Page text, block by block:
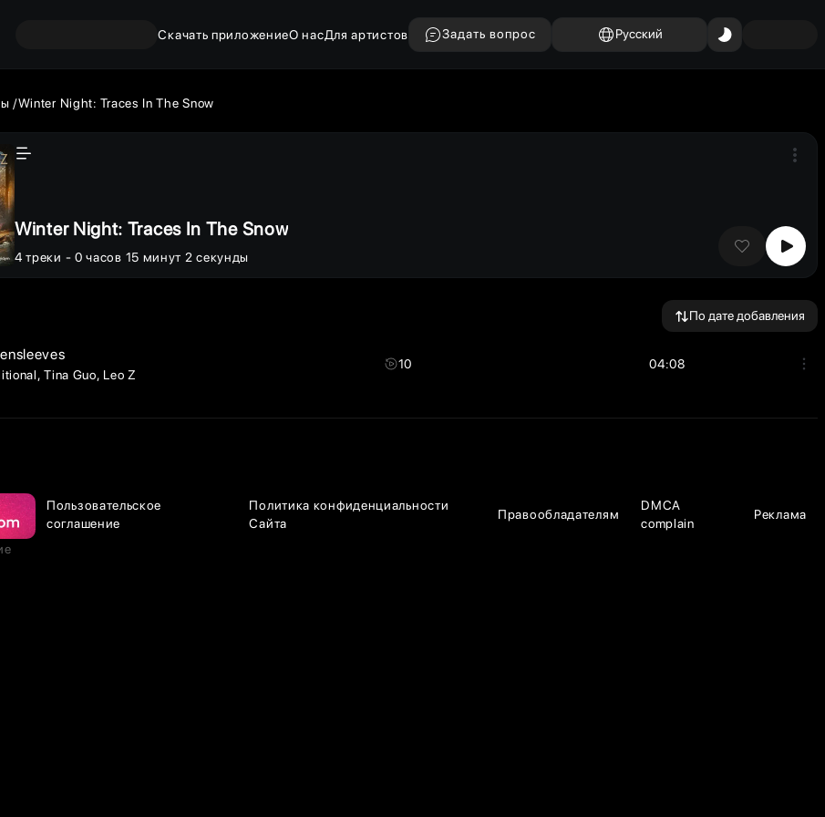
Скачать приложениеО насДля артистов Задать вопрос Русский
Winter Night: Traces In The Snow
Winter Night: Traces In The Snow
4 треки - 0 часов 15 минут 2 секунды
По дате добавления
Tina Guo Leo Z
10 04:08
Пользовательское
соглашение
Политика конфиденциальности
Сайта
Правообладателям
DMCA
complain
Реклама